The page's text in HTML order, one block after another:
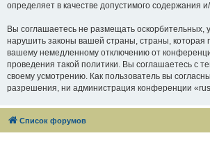
определяет в качестве допустимого
Вы соглашаетесь не размещать
нарушить законы вашей страны, страны, которая
вашему немедленному отключению от
проведения такой политики. Вы соглашаетесь с
своему усмотрению. Как пользователь вы
разрешения, ни администрация конференции
Список форумов